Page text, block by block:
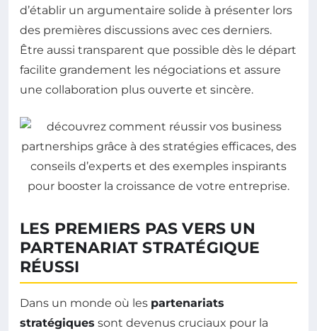
d’établir un argumentaire solide à présenter lors
des premières discussions avec ces derniers.
Être aussi transparent que possible dès le départ
facilite grandement les négociations et assure
une collaboration plus ouverte et sincère.
LES PREMIERS PAS VERS UN
PARTENARIAT STRATÉGIQUE
RÉUSSI
Dans un monde où les partenariats
stratégiques sont devenus cruciaux pour la